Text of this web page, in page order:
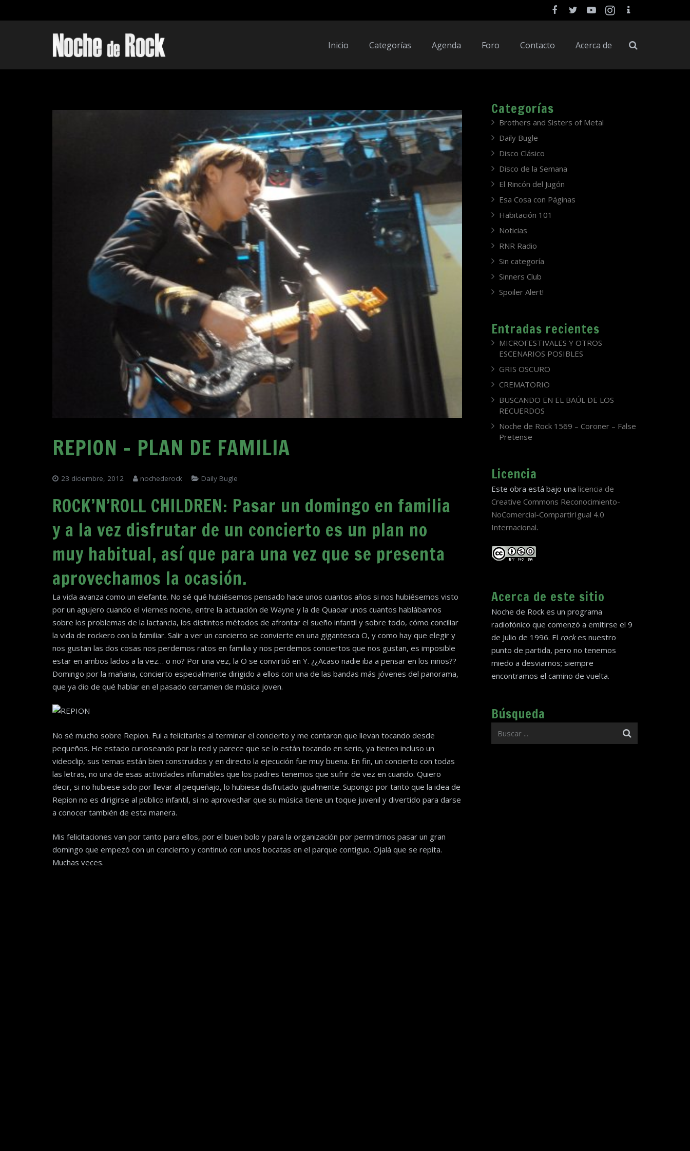
Inicio Categorías Agenda Foro Contacto Acerca de
REPION – PLAN DE FAMILIA
23 diciembre, 2012 nochederock Daily Bugle
ROCK’N’ROLL CHILDREN: Pasar un domingo en familia
y a la vez disfrutar de un concierto es un plan no
muy habitual, así que para una vez que se presenta
aprovechamos la ocasión.
La vida avanza como un elefante. No sé qué hubiésemos pensado hace unos cuantos años si nos hubiésemos visto
por un agujero cuando el viernes noche, entre la actuación de Wayne y la de Quaoar unos cuantos hablábamos
sobre los problemas de la lactancia, los distintos métodos de afrontar el sueño infantil y sobre todo, cómo conciliar
la vida de rockero con la familiar. Salir a ver un concierto se convierte en una gigantesca O, y como hay que elegir y
nos gustan las dos cosas nos perdemos ratos en familia y nos perdemos conciertos que nos gustan, es imposible
estar en ambos lados a la vez… o no? Por una vez, la O se convirtió en Y. ¿¿Acaso nadie iba a pensar en los niños??
Domingo por la mañana, concierto especialmente dirigido a ellos con una de las bandas más jóvenes del panorama,
que ya dio de qué hablar en el pasado certamen de música joven.
No sé mucho sobre Repion. Fui a felicitarles al terminar el concierto y me contaron que llevan tocando desde
pequeños. He estado curioseando por la red y parece que se lo están tocando en serio, ya tienen incluso un
videoclip, sus temas están bien construidos y en directo la ejecución fue muy buena. En fin, un concierto con todas
las letras, no una de esas actividades infumables que los padres tenemos que sufrir de vez en cuando. Quiero
decir, si no hubiese sido por llevar al pequeñajo, lo hubiese disfrutado igualmente. Supongo por tanto que la idea de
Repion no es dirigirse al público infantil, si no aprovechar que su música tiene un toque juvenil y divertido para darse
a conocer también de esta manera.
Mis felicitaciones van por tanto para ellos, por el buen bolo y para la organización por permitirnos pasar un gran
domingo que empezó con un concierto y continuó con unos bocatas en el parque contiguo. Ojalá que se repita.
Muchas veces.
Categorías
Brothers and Sisters of Metal
Daily Bugle
Disco Clásico
Disco de la Semana
El Rincón del Jugón
Esa Cosa con Páginas
Habitación 101
Noticias
RNR Radio
Sin categoría
Sinners Club
Spoiler Alert!
Entradas recientes
MICROFESTIVALES Y OTROS
ESCENARIOS POSIBLES
GRIS OSCURO
CREMATORIO
BUSCANDO EN EL BAÚL DE LOS
RECUERDOS
Noche de Rock 1569 – Coroner – False
Pretense
Licencia
Este obra está bajo una licencia de
Creative Commons Reconocimiento-
NoComercial-CompartirIgual 4.0
Internacional.
Acerca de este sitio
Noche de Rock es un programa
radiofónico que comenzó a emitirse el 9
de Julio de 1996. El rockes nuestro
punto de partida, pero no tenemos
miedo a desviarnos; siempre
encontramos el camino de vuelta.
Búsqueda